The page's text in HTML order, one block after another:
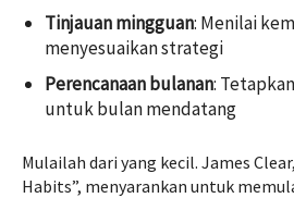
Tinjauan mingguan: Menilai
menyesuaikan strategi
Perencanaan bulanan:
untuk bulan mendatang
Mulailah dari yang kecil. James
Habits”, menyarankan untuk